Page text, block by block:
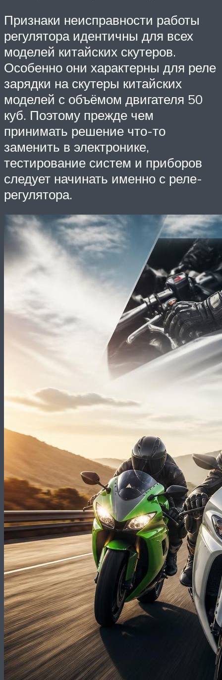
Признаки неисправности работы
регулятора идентичны для всех
моделей китайских скутеров.
Особенно они характерны для реле
зарядки на скутеры китайских
моделей с объёмом двигателя 50
куб. Поэтому прежде чем
принимать решение что-то
заменить в электронике,
тестирование систем и приборов
следует начинать именно с реле-
регулятора.